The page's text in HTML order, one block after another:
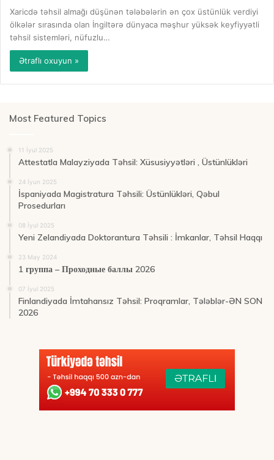
Xaricdə təhsil almağı düşünən tələbələrin ən çox üstünlük verdiyi
ölkələr sırasında olan İngiltərə dünyaca məşhur yüksək keyfiyyətli
təhsil sistemləri, nüfuzlu…
Ətraflı oxuyun »
Most Featured Topics
11 İyul 2025
Attestatla Malayziyada Təhsil: Xüsusiyyətləri , Üstünlükləri
24 İyun 2025
İspaniyada Magistratura Təhsili: Üstünlükləri, Qəbul
Prosedurları
08 İyul 2025
Yeni Zelandiyada Doktorantura Təhsili : İmkanlar, Təhsil Haqqı
23 May 2024
1 группа – Проходные баллы 2026
07 İyul 2025
Finlandiyada İmtahansız Təhsil: Proqramlar, Tələblər-ƏN SON
2026